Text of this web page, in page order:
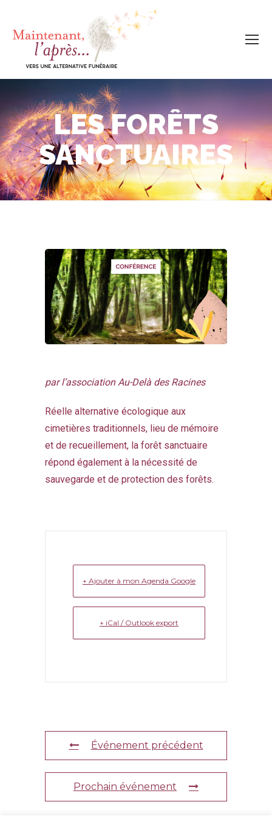
LES FORÊTS
SANCTUAIRES
Vous êtes ici :
par l’association Au-Delà des Racines
Réelle alternative écologique aux
cimetières traditionnels, lieu de mémoire
et de recueillement, la forêt sanctuaire
répond également à la nécessité de
sauvegarde et de protection des forêts.
+ Ajouter à mon Agenda Google
+ iCal / Outlook export
Événement précédent
Prochain événement